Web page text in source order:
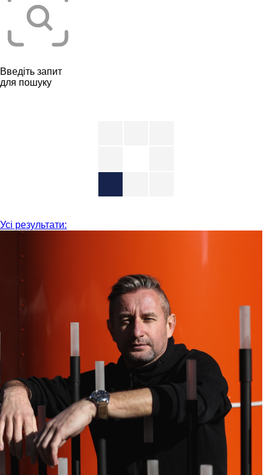
Введіть запит
для пошуку
Усі результати: